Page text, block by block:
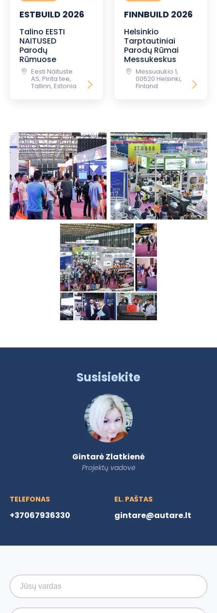
ESTBUILD 2026
Talino EESTI
NAITUSED
Parodų
Rūmuose
Eesti Näituste
AS, Pirita tee,
Tallinn, Estonia
FINNBUILD 2026
Helsinkio
Tarptautiniai
Parodų Rūmai
Messukeskus
Messuaukio 1,
00520 Helsinki,
Finland
Susisiekite
Gintarė Zlatkienė
Projektų vadovė
TELEFONAS
+37067936330
EL. PAŠTAS
gintare@autare.lt